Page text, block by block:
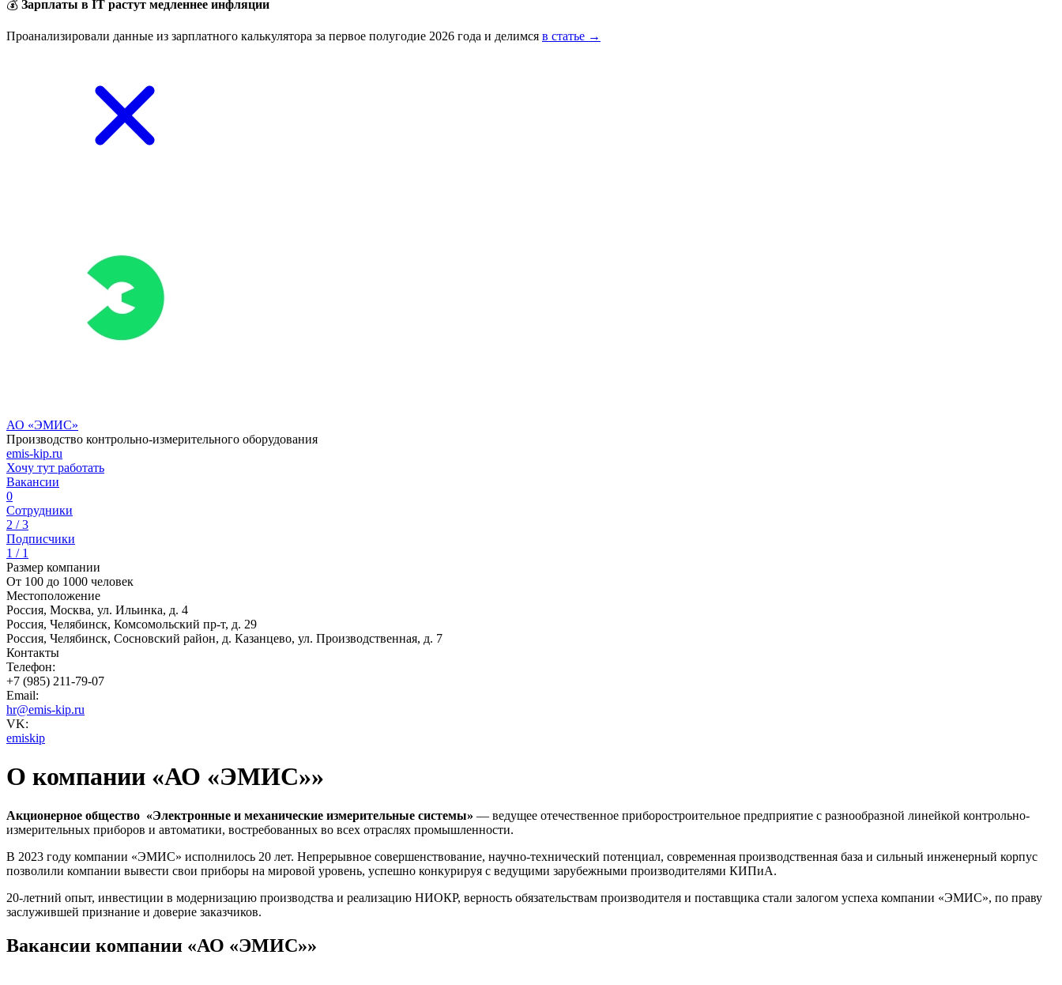
💰 Зарплаты в IT растут медленнее инфляции
Проанализировали данные из зарплатного калькулятора за первое полугодие 2026 года и делимся в статье →
АО «ЭМИС»
Производство контрольно-измерительного оборудования
emis-kip.ru
Хочу тут работать
Вакансии
0
Сотрудники
2 / 3
Подписчики
1 / 1
Размер компании
От 100 до 1000 человек
Местоположение
Россия, Москва, ул. Ильинка, д. 4
Россия, Челябинск, Комсомольский пр-т, д. 29
Россия, Челябинск, Сосновский район, д. Казанцево, ул. Производственная, д. 7
Контакты
Телефон:
+7 (985) 211-79-07
Email:
hr@emis-kip.ru
VK:
emiskip
О компании «АО «ЭМИС»»
Акционерное общество «Электронные и механические измерительные системы» — ведущее отечественное приборостроительное предприятие с разнообразной линейкой контрольно-
измерительных приборов и автоматики, востребованных во всех отраслях промышленности.
В 2023 году компании «ЭМИС» исполнилось 20 лет. Непрерывное совершенствование, научно-технический потенциал, современная производственная база и сильный инженерный корпус
позволили компании вывести свои приборы на мировой уровень, успешно конкурируя с ведущими зарубежными производителями КИПиА.
20-летний опыт, инвестиции в модернизацию производства и реализацию НИОКР, верность обязательствам производителя и поставщика стали залогом успеха компании «ЭМИС», по праву
заслужившей признание и доверие заказчиков.
Вакансии компании «АО «ЭМИС»»